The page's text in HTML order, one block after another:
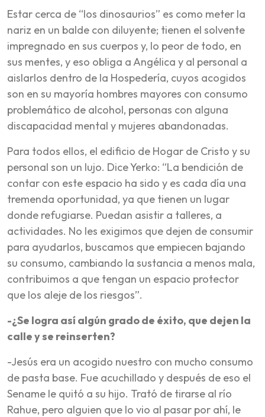
Estar cerca de “los dinosaurios” es como meter la
nariz en un balde con diluyente; tienen el solvente
impregnado en sus cuerpos y, lo peor de todo, en
sus mentes, y eso obliga a Angélica y al personal a
aislarlos dentro de la Hospedería, cuyos acogidos
son en su mayoría hombres mayores con consumo
problemático de alcohol, personas con alguna
discapacidad mental y mujeres abandonadas.
Para todos ellos, el edificio de Hogar de Cristo y su
personal son un lujo. Dice Yerko: “La bendición de
contar con este espacio ha sido y es cada día una
tremenda oportunidad, ya que tienen un lugar
donde refugiarse. Puedan asistir a talleres, a
actividades. No les exigimos que dejen de consumir
para ayudarlos, buscamos que empiecen bajando
su consumo, cambiando la sustancia a menos mala,
contribuimos a que tengan un espacio protector
que los aleje de los riesgos”.
-¿Se logra así algún grado de éxito, que dejen la
calle y se reinserten?
-Jesús era un acogido nuestro con mucho consumo
de pasta base. Fue acuchillado y después de eso el
Sename le quitó a su hijo. Trató de tirarse al río
Rahue, pero alguien que lo vio al pasar por ahí, le